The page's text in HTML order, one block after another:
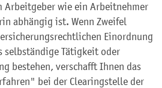
Arbeitgeber wie ein Arbeitnehmer
abhängig ist. Wenn Zweifel
Einordnung
selbständige Tätigkeit oder
bestehen, verschafft Ihnen das
bei der Clearingstelle der